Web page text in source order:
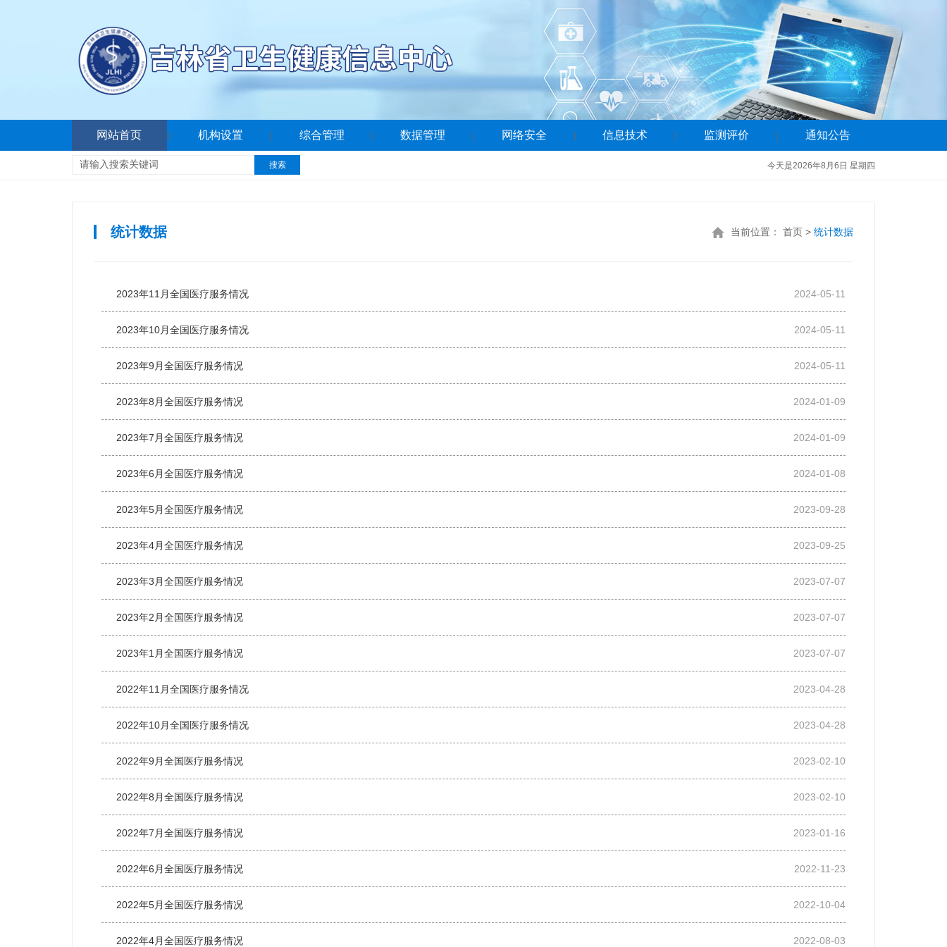
网站首页 | 机构设置 | 综合管理 | 数据管理 | 网络安全 | 信息技术 | 监测评价 | 通知公告
搜索 今天是2026年8月6日 星期四
当前位置： 首页 > 统计数据
统计数据
2024-05-11
2023年11月全国医疗服务情况
2024-05-11
2023年10月全国医疗服务情况
2024-05-11
2023年9月全国医疗服务情况
2024-01-09
2023年8月全国医疗服务情况
2024-01-09
2023年7月全国医疗服务情况
2024-01-08
2023年6月全国医疗服务情况
2023-09-28
2023年5月全国医疗服务情况
2023-09-25
2023年4月全国医疗服务情况
2023-07-07
2023年3月全国医疗服务情况
2023-07-07
2023年2月全国医疗服务情况
2023-07-07
2023年1月全国医疗服务情况
2023-04-28
2022年11月全国医疗服务情况
2023-04-28
2022年10月全国医疗服务情况
2023-02-10
2022年9月全国医疗服务情况
2023-02-10
2022年8月全国医疗服务情况
2023-01-16
2022年7月全国医疗服务情况
2022-11-23
2022年6月全国医疗服务情况
2022-10-04
2022年5月全国医疗服务情况
2022-08-03
2022年4月全国医疗服务情况